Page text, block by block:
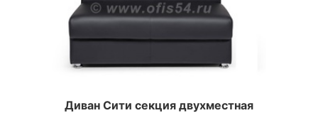
Диван Сити секция двухместная